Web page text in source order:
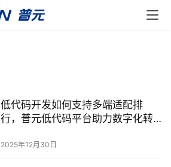
低代码开发如何支持多端适配排
行，普元低代码平台助力数字化转
2025年12月30日